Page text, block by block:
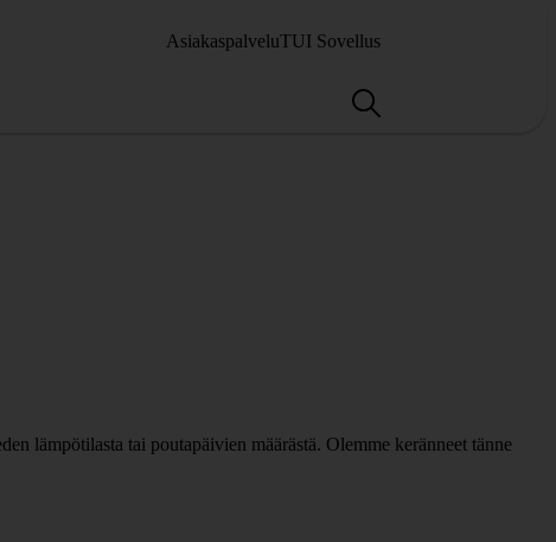
AsiakaspalveluTUI Sovellus
lämpötilasta tai poutapäivien määrästä. Olemme keränneet tänne